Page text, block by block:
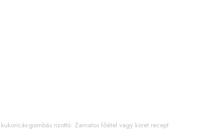
gombás rizottó: Zamatos főétel vagy köret recept